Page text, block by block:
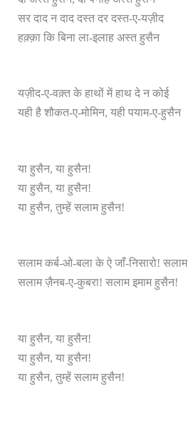
सर दाद न दाद दस्त दर दस्त-ए-यज़ीद
हक़्क़ा कि बिना ला-इलाह अस्त हुसैन
यज़ीद-ए-वक़्त के हाथों में हाथ दे न कोई
यही है शौकत-ए-मोमिन, यही पयाम-ए-हुसैन
या हुसैन, या हुसैन!
या हुसैन, या हुसैन!
या हुसैन, तुम्हें सलाम हुसैन!
सलाम कर्ब-ओ-बला के ऐ जाँ-निसारो! सलाम
सलाम ज़ैनब-ए-कुबरा! सलाम इमाम हुसैन!
या हुसैन, या हुसैन!
या हुसैन, या हुसैन!
या हुसैन, तुम्हें सलाम हुसैन!